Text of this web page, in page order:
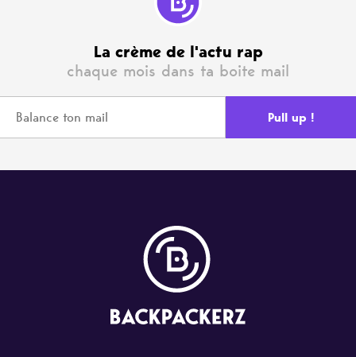
La crème de l'actu rap
chaque mois dans ta boite mail